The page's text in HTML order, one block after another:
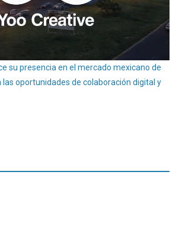
su presencia en el mercado mexicano de
oportunidades de colaboración digital y